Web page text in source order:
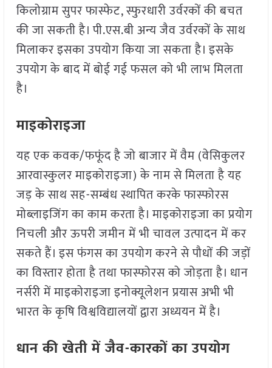
किलोग्राम सुपर फास्फेट, स्फुरधारी उर्वरकों की बचत
की जा सकती है। पी.एस.बी अन्य जैव उर्वरकों के साथ
मिलाकर इसका उपयोग किया जा सकता है। इसके
उपयोग के बाद में बोई गई फसल को भी लाभ मिलता
है।
माइकोराइजा
यह एक कवक/फफूंद है जो बाजार में वैम (वेसिकुलर
आरवास्कुलर माइकोराइजा) के नाम से मिलता है यह
जड़ के साथ सह-सम्बंध स्थापित करके फास्फोरस
मोब्लाइजिंग का काम करता है। माइकोराइजा का प्रयोग
निचली और ऊपरी जमीन में भी चावल उत्पादन में कर
सकते हैं। इस फंगस का उपयोग करने से पौधों की जड़ों
का विस्तार होता है तथा फास्फोरस को जोड़ता है। धान
नर्सरी में माइकोराइजा इनोक्यूलेशन प्रयास अभी भी
भारत के कृषि विश्वविद्यालयों द्वारा अध्ययन में है।
धान की खेती में जैव-कारकों का उपयोग